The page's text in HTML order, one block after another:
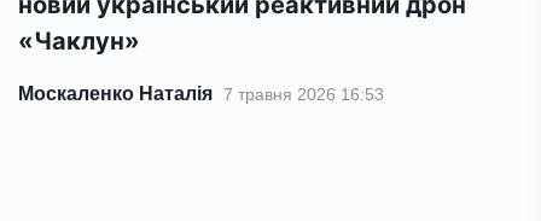
«Чаклун»
Москаленко Наталія 7 травня 2026 16:53